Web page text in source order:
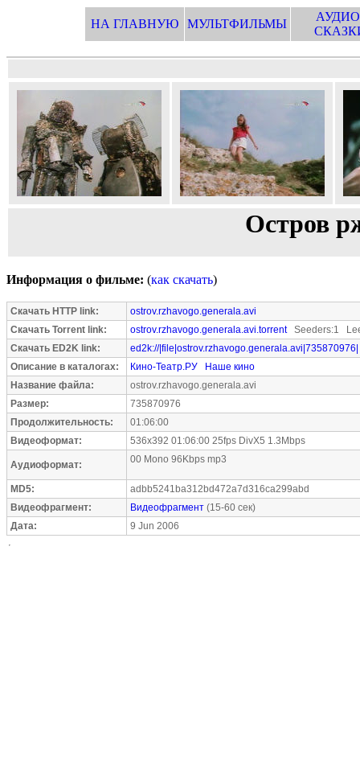
НА ГЛАВНУЮ МУЛЬТФИЛЬМЫ
Остров
Информация о фильме: (как скачать)
Скачать HTTP link:
ostrov.rzhavogo.generala.avi
Скачать Torrent link:
ostrov.rzhavogo.generala.avi.torrentSeeders:1
Скачать ED2K link:
ed2k://|file|ostrov.rzhavogo.generala.avi|735870976|
Описание в каталогах:
Кино-Театр.РУ
Наше кино
Название файла:
ostrov.rzhavogo.generala.avi
Размер:
735870976
Продолжительность:
01:06:00
Видеоформат:
536x392 01:06:00 25fps DivX5 1.3Mbps
Аудиоформат: 00 Mono 96Kbps mp3
MD5:
adbb5241ba312bd472a7d316ca299abd
Видеофрагмент:
Видеофрагмент (15-60 сек)
Дата:
9 Jun 2006